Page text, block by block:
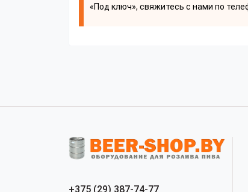
«Под ключ», свяжитесь с нами по
+375 (29) 387-74-77